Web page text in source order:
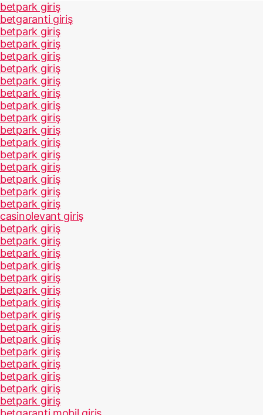
betpark giriş
betgaranti giriş
betpark giriş
betpark giriş
betpark giriş
betpark giriş
betpark giriş
betpark giriş
betpark giriş
betpark giriş
betpark giriş
betpark giriş
betpark giriş
betpark giriş
betpark giriş
betpark giriş
betpark giriş
casinolevant giriş
betpark giriş
betpark giriş
betpark giriş
betpark giriş
betpark giriş
betpark giriş
betpark giriş
betpark giriş
betpark giriş
betpark giriş
betpark giriş
betpark giriş
betpark giriş
betpark giriş
betpark giriş